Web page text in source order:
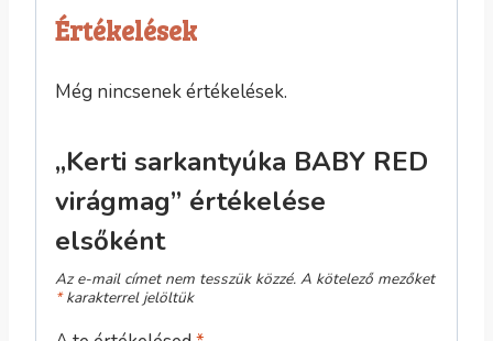
Értékelések
Még nincsenek értékelések.
„Kerti sarkantyúka BABY RED
virágmag” értékelése
elsőként
Az e-mail címet nem tesszük közzé. A kötelező mezőket
*karakterrel jelöltük